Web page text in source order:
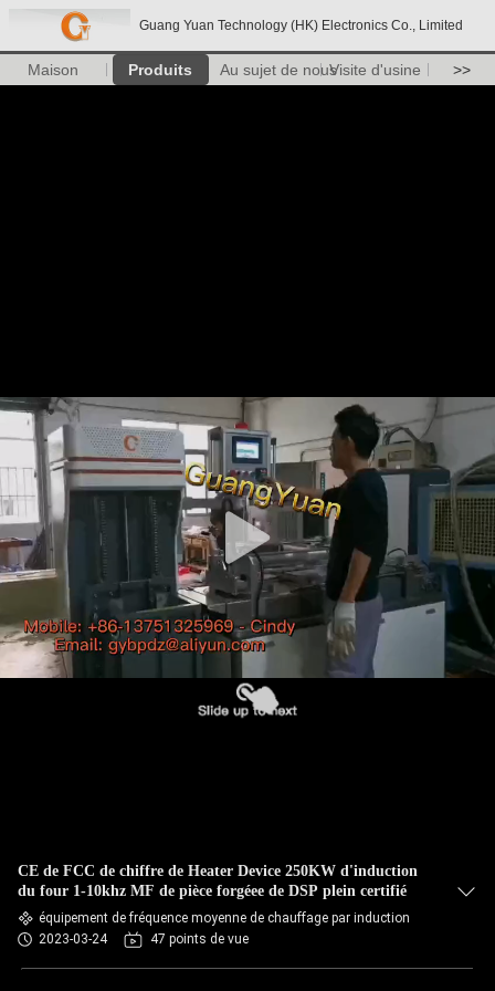
Guang Yuan Technology (HK) Electronics Co., Limited
Maison Produits Au sujet de nousVisite d'usine >>
CE de FCC de chiffre de Heater Device 250KW d'induction
du four 1-10khz MF de pièce forgéee de DSP plein certifié
équipement de fréquence moyenne de chauffage par induction
2023-03-24
47 points de vue